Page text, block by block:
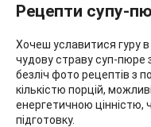
Рецепти супу-
Хочеш уславитися гуру
чудову страву суп-пюре
безліч фото рецептів з
кількістю порцій,
енергетичною
підготовку.